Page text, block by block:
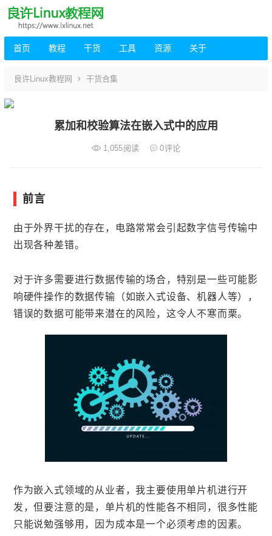
首页 教程 干货 工具 资源 关于
良许Linux教程网 干货合集
累加和校验算法在嵌入式中的应用
1,055阅读 0评论
前言
由于外界干扰的存在，电路常常会引起数字信号传输中
出现各种差错。
对于许多需要进行数据传输的场合，特别是一些可能影
响硬件操作的数据传输（如嵌入式设备、机器人等），
错误的数据可能带来潜在的风险，这令人不寒而栗。
作为嵌入式领域的从业者，我主要使用单片机进行开
发，但要注意的是，单片机的性能各不相同，很多性能
只能说勉强够用，因为成本是一个必须考虑的因素。